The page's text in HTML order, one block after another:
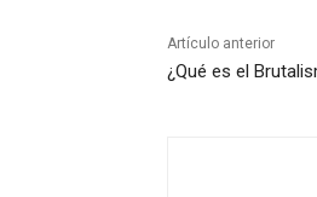
Artículo anterior
¿Qué es el